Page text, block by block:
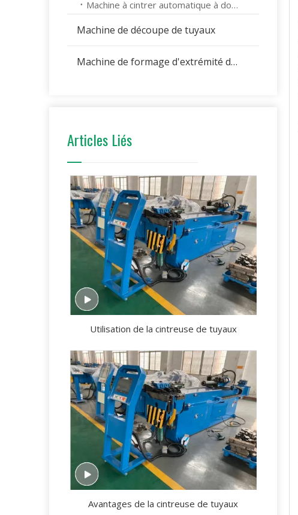
Machine à cintrer automatique à double tête
Machine de découpe de tuyaux
Machine de formage d'extrémité de tuyau
Articles Liés
Utilisation de la cintreuse de tuyaux
Avantages de la cintreuse de tuyaux